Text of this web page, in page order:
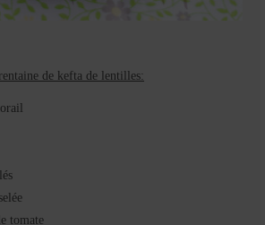
de kefta de lentilles:
tomate